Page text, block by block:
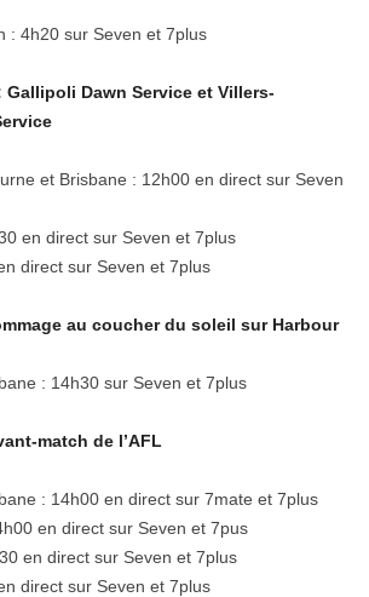
: 4h20 sur Seven et 7plus
Gallipoli Dawn Service et Villers-
et Brisbane : 12h00 en direct sur Seven
en direct sur Seven et 7plus
direct sur Seven et 7plus
au coucher du soleil sur Harbour
: 14h30 sur Seven et 7plus
match de l’AFL
: 14h00 en direct sur 7mate et 7plus
en direct sur Seven et 7pus
en direct sur Seven et 7plus
direct sur Seven et 7plus